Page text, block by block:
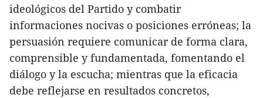
ideológicos del Partido y combatir
informaciones nocivas o posiciones erróneas; la
persuasión requiere comunicar de forma clara,
comprensible y fundamentada, fomentando el
diálogo y la escucha; mientras que la eficacia
debe reflejarse en resultados concretos,